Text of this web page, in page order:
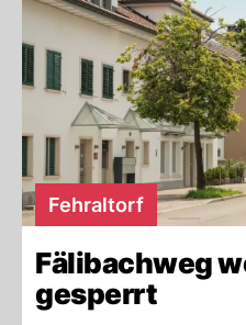
Fehraltorf
Fälibachweg
gesperrt